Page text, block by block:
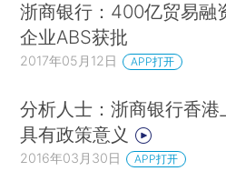
浙商银行：400亿贸易融
企业ABS获批
2017年05月12日 APP打开
分析人士：浙商银行香港
具有政策意义
2016年03月30日 APP打开